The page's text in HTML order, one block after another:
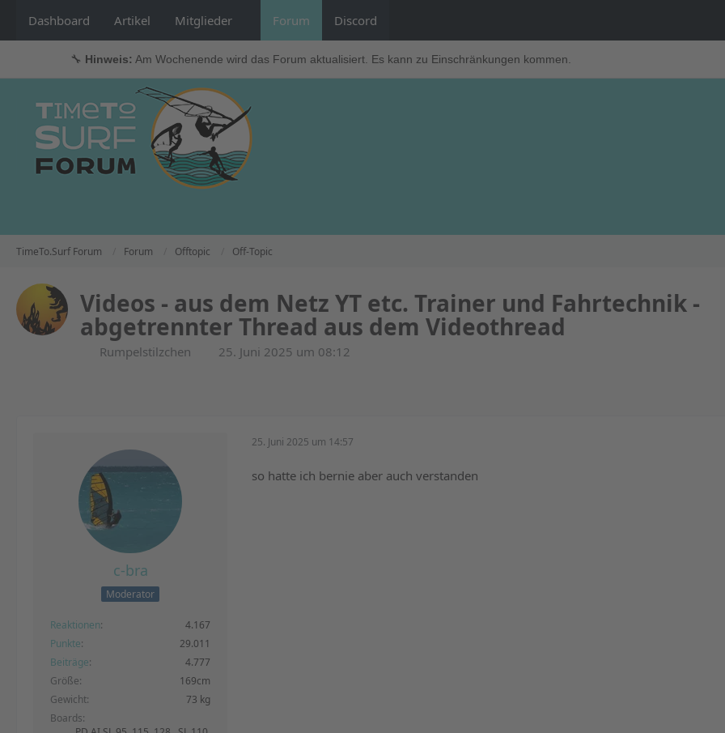
🔧 Hinweis: Am Wochenende wird das Forum aktualisiert. Es kann zu Einschränkungen kommen.
Dashboard Artikel Mitglieder Forum Discord
TimeTo.Surf Forum Forum Offtopic Off-Topic
Videos - aus dem Netz YT etc. Trainer und Fahrtechnik -
abgetrennter Thread aus dem Videothread
Rumpelstilzchen 25. Juni 2025 um 08:12
c-bra
Moderator
Reaktionen
4.167
Punkte
29.011
Beiträge
4.777
Größe
169cm
Gewicht
73 kg
Boards
25. Juni 2025 um 14:57
so hatte ich bernie aber auch verstanden